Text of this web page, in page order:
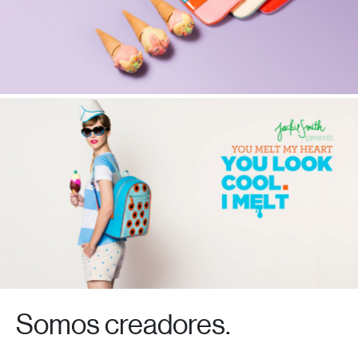
Somos creadores.